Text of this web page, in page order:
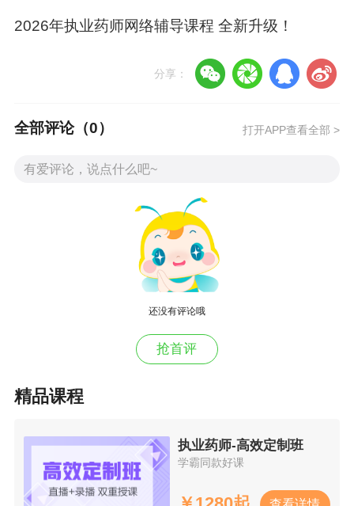
边学边练，达到进一步巩固学习效果的目的，帮
助学员模拟实战，增加考试通过率。
括章节练习、随机练习、自助练习、知识点测试
学习效果的目的。在考前冲刺阶段还会提供高含
金量考前模拟试题，帮助学员模拟实战，增加通
2016年执业药师考试辅导招生方案>>
医学教育网网络课程智能题库>>
2026年执业药师网络辅导课程 全新升级！
分享：
全部评论（0） 打开APP查看全部 >
还没有评论哦
抢首评
精品课程
执业药师-高效定制班
学霸同款好课